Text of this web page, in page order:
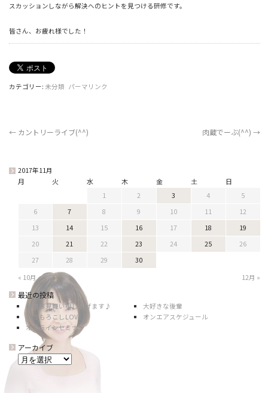
スカッションしながら解決へのヒントを見つける研修です。
皆さん、お疲れ様でした！
カテゴリー: 未分類 パーマリンク
←カントリーライブ(^^) 肉蔵でーぶ(^^) →
2017年11月
月 火 水 木 金 土 日
1 2 3 4
5
6
7 8 9 10 11
12
13
14 15 16 17 18
19
20
21 22 23 24 25
26
27
28 29
30
« 10月
12月 »
最近の投稿
暑中お見舞い申し上げます♪
大好きな後輩
とうもろこしLOVE
オンエアスケジュール
オンラインセミナー
アーカイブ
ア